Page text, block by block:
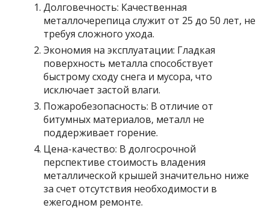
Долговечность: Качественная
металлочерепица служит от 25 до 50 лет, не
требуя сложного ухода.
Экономия на эксплуатации: Гладкая
поверхность металла способствует
быстрому сходу снега и мусора, что
исключает застой влаги.
Пожаробезопасность: В отличие от
битумных материалов, металл не
поддерживает горение.
Цена-качество: В долгосрочной
перспективе стоимость владения
металлической крышей значительно ниже
за счет отсутствия необходимости в
ежегодном ремонте.